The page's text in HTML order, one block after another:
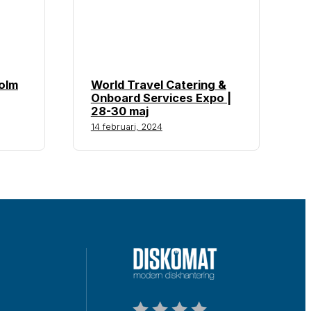
World Travel Catering &
Onboard Services Expo |
28-30 maj
14 februari, 2024